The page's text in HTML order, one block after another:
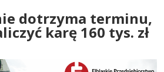
dotrzyma terminu,
karę 160 tys. zł